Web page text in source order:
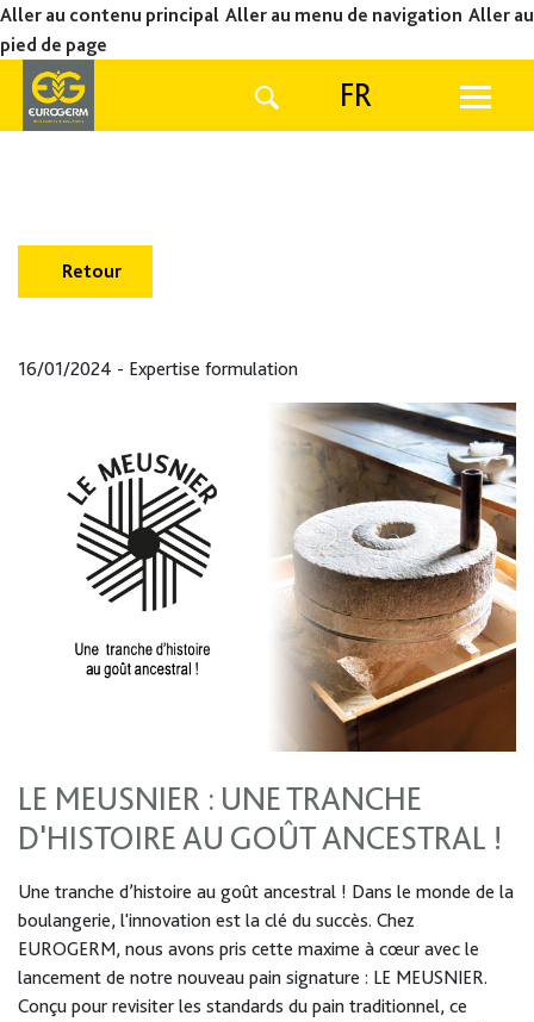
Aller au contenu principal Aller au menu de navigation Aller au
pied de page
FR
Retour
16/01/2024 - Expertise formulation
LE MEUSNIER : UNE TRANCHE
D'HISTOIRE AU GOÛT ANCESTRAL !
Une tranche d’histoire au goût ancestral ! Dans le monde de la
boulangerie, l'innovation est la clé du succès. Chez
EUROGERM, nous avons pris cette maxime à cœur avec le
lancement de notre nouveau pain signature : LE MEUSNIER.
Conçu pour revisiter les standards du pain traditionnel, ce